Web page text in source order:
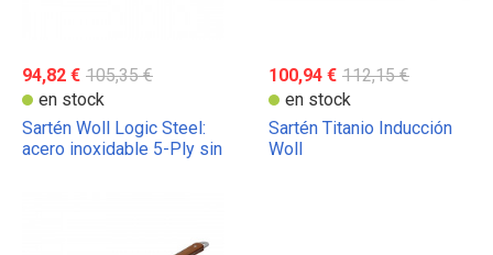
94,82 € 105,35 €
en stock
Sartén Woll Logic Steel:
acero inoxidable 5-Ply sin
100,94 € 112,15 €
en stock
Sartén Titanio Inducción
Woll